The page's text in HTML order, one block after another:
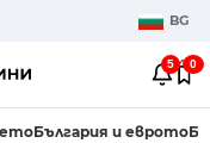
BG
5 0
България и еврото